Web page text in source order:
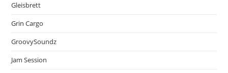
Gleisbrett
Grin Cargo
GroovySoundz
Jam Session